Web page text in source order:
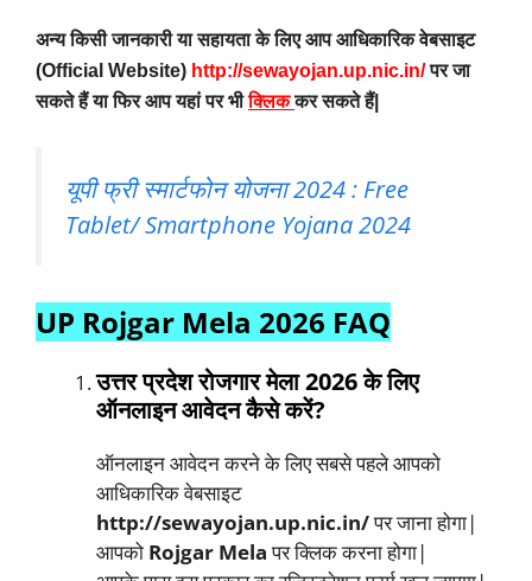
अन्य किसी जानकारी या सहायता के लिए आपआधिकारिक वेबसाइट
(Official Website) http://sewayojan.up.nic.in/ पर जा
सकते हैं या फिर आप यहां पर भी क्लिक कर सकते हैं|
यूपी फ्री स्मार्टफोन योजना 2024 : Free
Tablet/ Smartphone Yojana 2024
UP Rojgar Mela 2026 FAQ
उत्तर प्रदेश रोजगार मेला 2026 के लिए
ऑनलाइन आवेदन कैसे करें?
ऑनलाइन आवेदन करने के लिए सबसे पहले आपको
आधिकारिक वेबसाइट
http://sewayojan.up.nic.in/पर जाना होगा|
आपको Rojgar Melaपर क्लिक करना होगा|